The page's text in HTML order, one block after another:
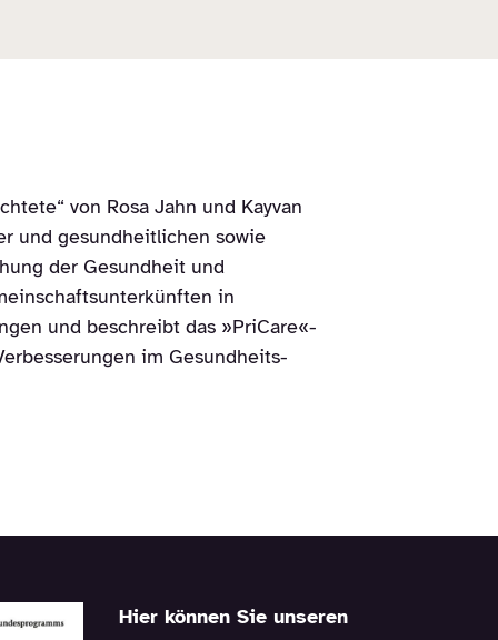
von Rosa Jahn und Kayvan
und gesundheitlichen sowie
der Gesundheit und
in
und beschreibt das »PriCare«-
im Gesundheits-
Hier können Sie unseren